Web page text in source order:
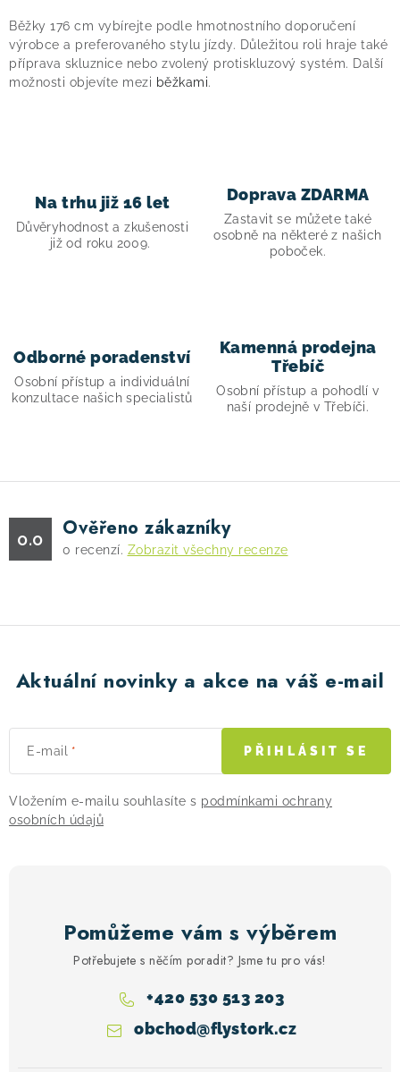
v
l
á
d
v
p
s
Běžky 176 cm vybírejte podle hmotnostního doporučení
výrobce a preferovaného stylu jízdy. Důležitou roli hraje také
příprava skluznice nebo zvolený protiskluzový systém. Další
možnosti objevíte mezi běžkami.
Na trhu již 16 let
Důvěryhodnost a zkušenosti
již od roku 2009.
Doprava ZDARMA
Zastavit se můžete také
osobně na některé z našich
poboček.
Odborné poradenství
Osobní přístup a individuální
konzultace našich specialistů
Kamenná prodejna
Třebíč
Osobní přístup a pohodlí v
naší prodejně v Třebíči.
0.0 Ověřeno zákazníky
0 recenzí. Zobrazit všechny recenze
Aktuální novinky a akce na váš e-mail
E-mail
Vložením e-mailu souhlasíte s podmínkami ochrany
osobních údajů
PŘIHLÁSIT SE
Pomůžeme vám s výběrem
Potřebujete s něčím poradit? Jsme tu pro vás!
obchod@flystork.cz
+420 530 513 203